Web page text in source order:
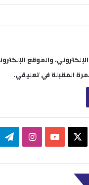
والموقع
المقبلة في تعليقي.
‫YouTubeانستقرام